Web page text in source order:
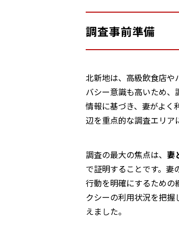
調査事前準備
北新地は、高級飲食店や
バシー意識も高いため
情報に基づき、妻がよく
辺を重点的な調査エリア
調査の最大の焦点は、 妻
で証明することです。妻
行動を明確にするための
クシーの利用状況を把
えました。